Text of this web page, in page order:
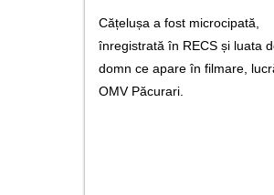
Cățelușa a fost microcipată,
înregistrată în RECS și luata
domn ce apare în filmare,
OMV Păcurari.